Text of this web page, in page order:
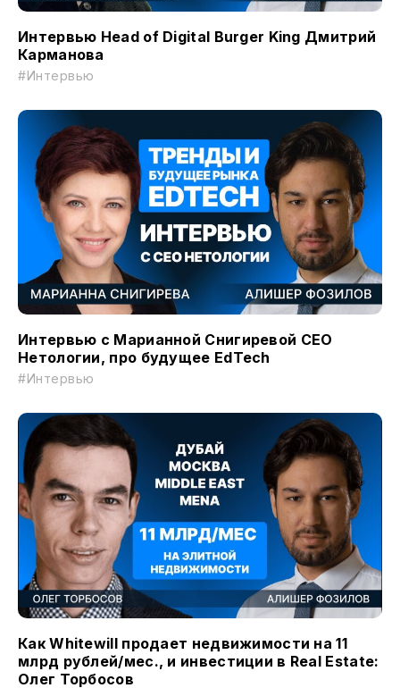
Интервью Head of Digital Burger King Дмитрий
Карманова
#Интервью
Интервью с Марианной Снигиревой СЕО
Нетологии, про будущее EdTech
#Интервью
Как Whitewill продает недвижимости на 11
млрд рублей/мес., и инвестиции в Real Estate:
Олег Торбосов